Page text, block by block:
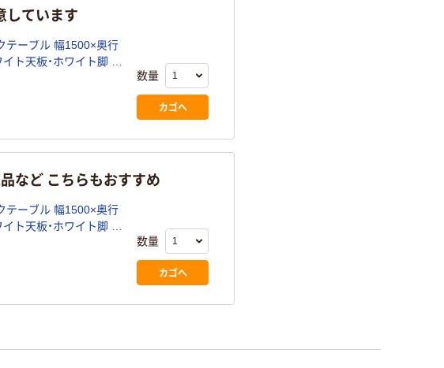
しています
テーブル 幅1500×奥行
ト天板・ホワイト脚 1
数量
カゴへ
など こちらもおすすめ
テーブル 幅1500×奥行
ト天板・ホワイト脚 1
数量
カゴへ